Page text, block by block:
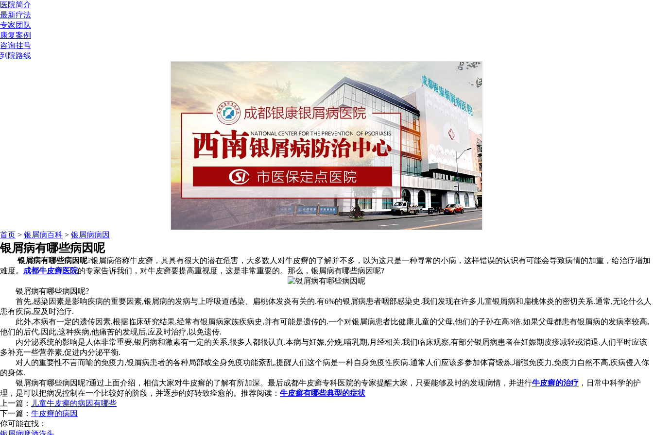
医院简介
最新疗法
专家团队
康复案例
咨询挂号
到院路线
首页 > 银屑病百科 > 银屑病病因
银屑病有哪些病因呢
银屑病有哪些病因呢?银屑病俗称牛皮癣，其具有很大的潜在危害，大多数人对牛皮癣的了解并不多，以为这只是一种寻常的小病，这样错误的认识有可能会导致病情的加重，给治疗增加
难度。 成都牛皮癣医院的专家告诉我们，对牛皮癣要提高重视度，这是非常重要的。那么，银屑病有哪些病因呢?
银屑病有哪些病因呢?
首先,感染因素是影响疾病的重要因素,银屑病的发病与上呼吸道感染、扁桃体发炎有关的.有6%的银屑病患者咽部感染史.我们发现在许多儿童银屑病和扁桃体炎的密切关系.通常,无论什么人
患有疾病,应及时治疗.
此外,本病有一定的遗传因素,根据临床研究结果,经常有银屑病家族疾病史,并有可能是遗传的.一个对银屑病患者比健康儿童的父母,他们的子孙在高3倍,如果父母都患有银屑病的发病率较高,
他们的后代.因此,这种疾病,他痛苦的发现后,应及时治疗,以免遗传.
内分泌系统的影响是人体非常重要,银屑病和激素有一定的关系,很多人都很认真.本病与妊娠,分娩,哺乳期,月经相关.我们临床观察,有部分银屑病患者在妊娠期皮疹减轻或消退.人们平时应该
多补充一些营养素,促进内分泌平衡.
对人的重要性不言而喻的免疫力,银屑病患者的各种局部或全身免疫功能紊乱,提醒人们这个病是一种自身免疫性疾病.通常人们应该多参加体育锻炼,增强免疫力,免疫力自然不高,疾病侵入你
的身体.
银屑病有哪些病因呢?通过上面介绍，相信大家对牛皮癣的了解有所加深。最后成都牛皮癣专科医院的专家提醒大家，只要能够及时的发现病情，并进行牛皮癣的治疗 ，日常中科学的护
理，是可以把病况控制在一个比较好的阶段，并逐步的好转致痊愈的。推荐阅读： 牛皮癣有哪些典型的症状
上一篇：
儿童牛皮癣的病因有哪些
下一篇： 牛皮癣的病因
你可能在找：